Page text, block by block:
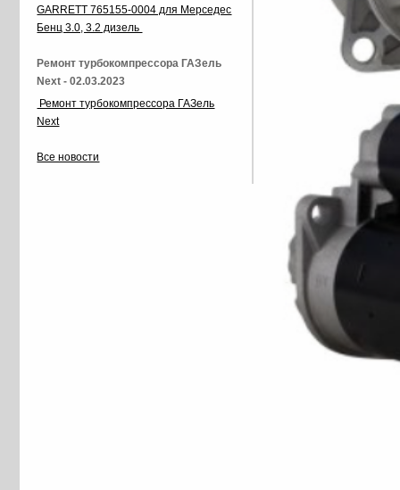
GARRETT 765155-0004 для Мерседес
Бенц 3.0, 3.2 дизель
Ремонт турбокомпрессора ГАЗель
Next - 02.03.2023
Ремонт турбокомпрессора ГАЗель
Next
Все новости